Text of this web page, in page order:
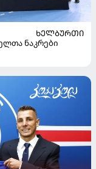
ᲮᲔᲚᲑᲣᲠᲗᲘ
ნაკრები